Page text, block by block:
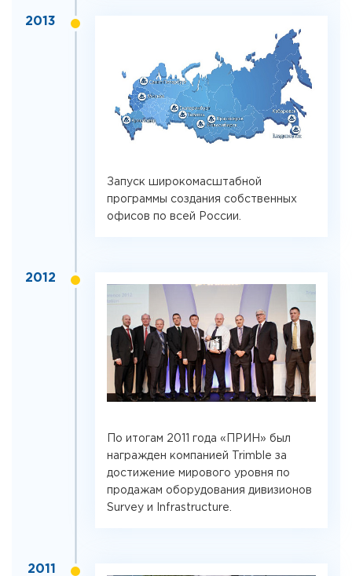
Запуск широкомасштабной
программы создания собственных
офисов по всей России.
2013
По итогам 2011 года «ПРИН» был
награжден компанией Trimble за
достижение мирового уровня по
продажам оборудования дивизионов
Survey и Infrastructure.
2012
2011